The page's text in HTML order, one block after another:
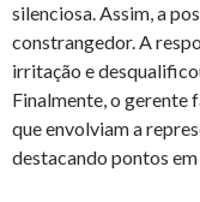
silenciosa. Assim, a
constrangedor. A
irritação e
Finalmente, o gerente
que envolviam a
destacando pontos